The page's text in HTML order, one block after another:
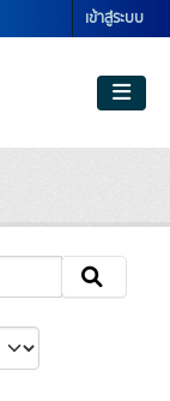
เข้าสู่ระบบ